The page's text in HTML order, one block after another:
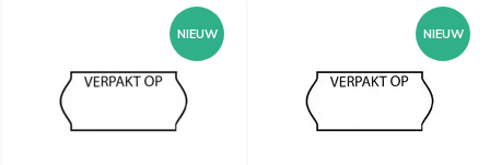
NIEUW NIEUW